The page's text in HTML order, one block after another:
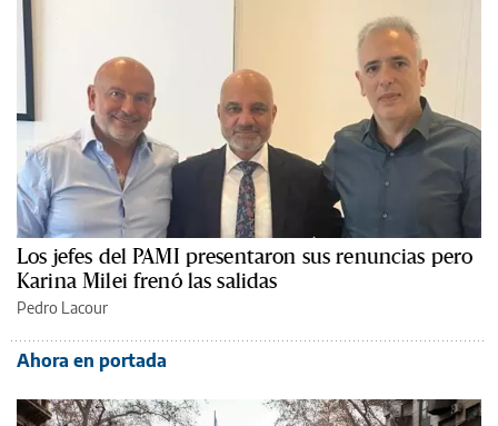
Los jefes del PAMI presentaron sus renuncias pero
Karina Milei frenó las salidas
Pedro Lacour
Ahora en portada